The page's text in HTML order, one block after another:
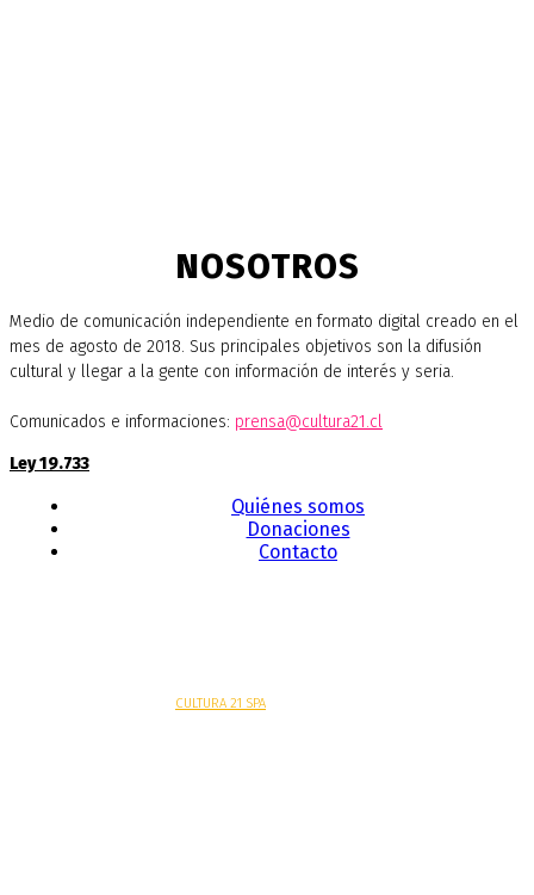
NOSOTROS
Medio de comunicación independiente en formato digital creado en el
mes de agosto de 2018. Sus principales objetivos son la difusión
cultural y llegar a la gente con información de interés y seria.
Comunicados e informaciones: prensa@cultura21.cl
Ley 19.733
Quiénes somos
Donaciones
Contacto
CULTURA 21 SPA